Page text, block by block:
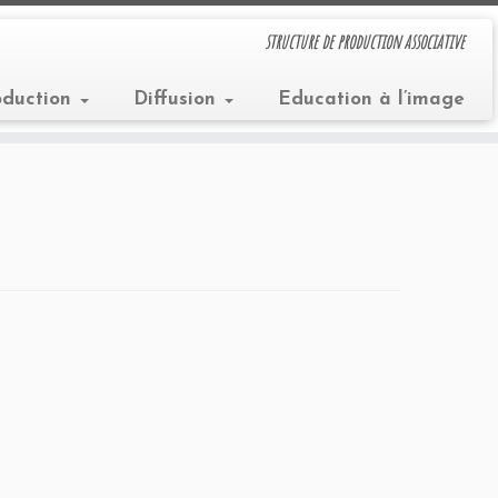
structure de production associative
Diffusion Education à l’image